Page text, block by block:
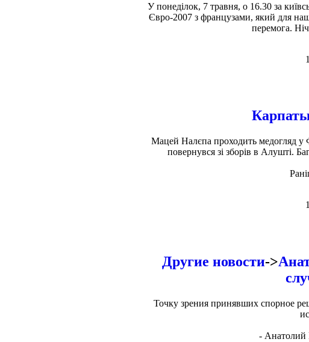
У понеділок, 7 травня, о 16.30 за
Євро-2007 з французами, який для
перемога.
Мацей Налєпа проходить медогляд
повернувся зі зборів в Алушті.
Другие новости->
Точку зрения принявших спорное
- Анатолий